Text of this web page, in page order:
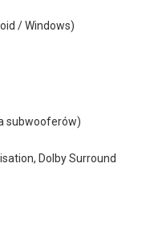
/ Windows)
subwooferów)
Dolby Surround